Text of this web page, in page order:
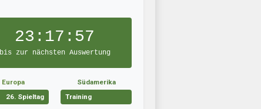
23:17:56
bis zur nächsten Auswertung
Europa
26. Spieltag
Südamerika
Training